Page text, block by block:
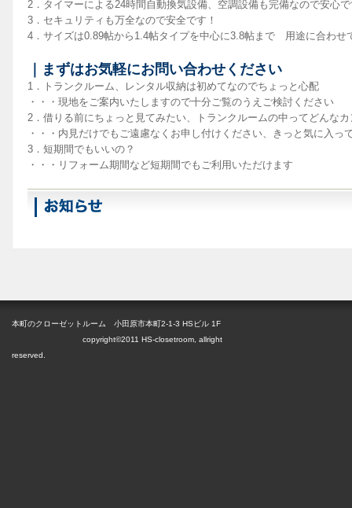
2．タイマーによる24時間自動換気設備、空調設備も完備なので安心
3．セキュリティも万全なので安全です！
4．サイズは0.89帖から1.4帖タイプを中心に3.8帖まで 用途に合わせ
｜まずはお気軽にお問い合わせください
1．トランクルーム、レンタル収納は初めてなのでちょっと心配
・・・現地をご案内いたしますので十分ご覧のうえご検討ください
2．借りる前にちょっと見てみたい、トランクルームの中ってどんな
・・・内見だけでもご遠慮なくお申し付けください、きっと気に入っ
3．短期間でもいいの？
・・・リフォーム期間など短期間でもご利用いただけます
本町のクローゼットルーム 小田原市本町2-1-3 HSビル 1F
copyright©2011 HS-closetroom, allright
reserved.